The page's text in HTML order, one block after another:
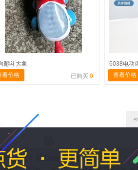
翻斗大象
看价格
已购买 0
6038电动
查看价格
| 公告 配送信息 | 关于我们 |
评价